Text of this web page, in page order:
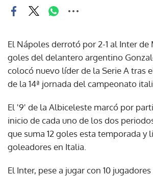
El Nápoles derrotó por 2-1 al Inter de
goles del delantero argentino
colocó nuevo líder de la Serie A tras
de la 14ª jornada del campeonato
El '9' de la Albiceleste marcó por
inicio de cada uno de los dos
que suma 12 goles esta temporada y
goleadores en Italia.
El Inter, pese a jugar con 10